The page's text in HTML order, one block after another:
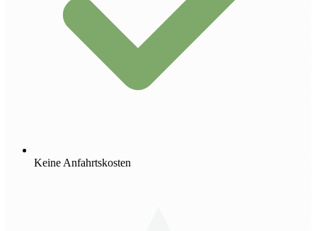
Keine Anfahrtskosten